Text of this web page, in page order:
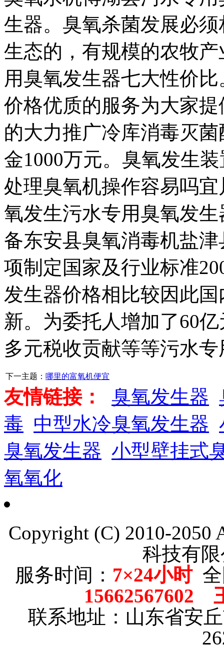
生器。臭氧杀菌发展必
生态的，有规模的农牧
用臭氧发生器七大性价
价格优质的服务为大家
的大力推广冷库消毒灭
金1000万元。臭氧发生
处理臭氧机操作容易吗
氧发生污水专用臭氧发
备东安县臭氧消毒机盐
项制定国家及行业标准
发生器价格相比较因此
新。为委托人增加了60
多元税收贡献等等污水
下一主题： 哪里的富氧机便宜
友情链接： 臭氧发生器
毒 中型水冷臭氧发生器
臭氧发生器 小型壁挂式
氧氧化
Copyright (C) 2010-2050
科技有
服务时间： 7×24小时全
15662567602
联系地址：山东省安